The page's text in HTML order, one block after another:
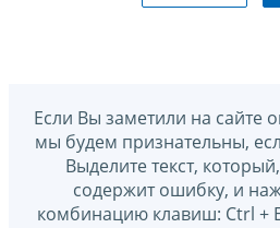
Если Вы заметили на сайте
мы будем признательны,
Выделите текст,
содержит ошибку, и
комбинацию клавиш: Ctrl +